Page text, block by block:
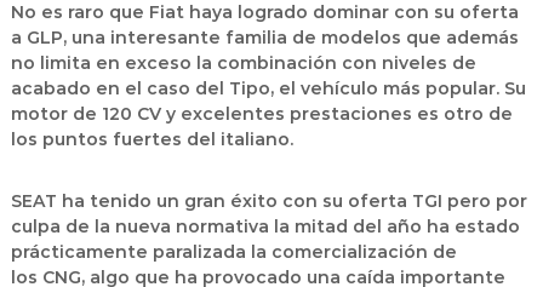
No es raro que Fiat haya logrado dominar con su oferta
a GLP, una interesante familia de modelos que además
no limita en exceso la combinación con niveles de
acabado en el caso del Tipo, el vehículo más popular. Su
motor de 120 CV y excelentes prestaciones es otro de
los puntos fuertes del italiano.
SEAT ha tenido un gran éxito con su oferta TGI pero por
culpa de la nueva normativa la mitad del año ha estado
prácticamente paralizada la comercialización de
los CNG, algo que ha provocado una caída importante